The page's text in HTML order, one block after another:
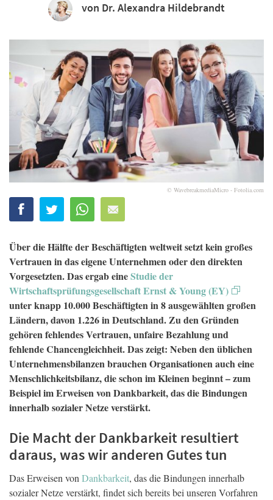
von Dr. Alexandra Hildebrandt
© WavebreakmediaMicro - Fotolia.com
Über die Hälfte der Beschäftigten weltweit setzt kein großes
Vertrauen in das eigene Unternehmen oder den direkten
Vorgesetzten. Das ergab eineStudie der
Wirtschaftsprüfungsgesellschaft Ernst & Young (EY)
unter knapp 10.000 Beschäftigten in 8 ausgewählten großen
Ländern, davon 1.226 in Deutschland. Zu den Gründen
gehören fehlendes Vertrauen, unfaire Bezahlung und
fehlende Chancengleichheit. Das zeigt: Neben den üblichen
Unternehmensbilanzen brauchen Organisationen auch eine
Menschlichkeitsbilanz, die schon im Kleinen beginnt – zum
Beispiel im Erweisen von Dankbarkeit, das die Bindungen
innerhalb sozialer Netze verstärkt.
Die Macht der Dankbarkeit resultiert
daraus, was wir anderen Gutes tun
Das Erweisen von Dankbarkeit, das die Bindungen innerhalb
sozialer Netze verstärkt, findet sich bereits bei unseren Vorfahren